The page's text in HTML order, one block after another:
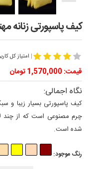
کیف پاسپورتی زنانه
| امتیاز کل
قیمت: 1,570,000 تومان
نگاه اجمالی:
کیف پاسپورتی بسیار زیبا و
شده است.
رنگ موجود: